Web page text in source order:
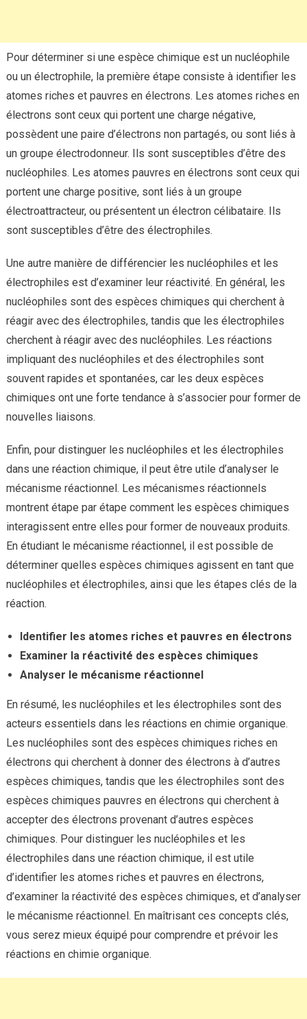
Pour déterminer si une espèce chimique est un nucléophile
ou un électrophile, la première étape consiste à identifier les
atomes riches et pauvres en électrons. Les atomes riches en
électrons sont ceux qui portent une charge négative,
possèdent une paire d’électrons non partagés, ou sont liés à
un groupe électrodonneur. Ils sont susceptibles d’être des
nucléophiles. Les atomes pauvres en électrons sont ceux qui
portent une charge positive, sont liés à un groupe
électroattracteur, ou présentent un électron célibataire. Ils
sont susceptibles d’être des électrophiles.
Une autre manière de différencier les nucléophiles et les
électrophiles est d’examiner leur réactivité. En général, les
nucléophiles sont des espèces chimiques qui cherchent à
réagir avec des électrophiles, tandis que les électrophiles
cherchent à réagir avec des nucléophiles. Les réactions
impliquant des nucléophiles et des électrophiles sont
souvent rapides et spontanées, car les deux espèces
chimiques ont une forte tendance à s’associer pour former de
nouvelles liaisons.
Enfin, pour distinguer les nucléophiles et les électrophiles
dans une réaction chimique, il peut être utile d’analyser le
mécanisme réactionnel. Les mécanismes réactionnels
montrent étape par étape comment les espèces chimiques
interagissent entre elles pour former de nouveaux produits.
En étudiant le mécanisme réactionnel, il est possible de
déterminer quelles espèces chimiques agissent en tant que
nucléophiles et électrophiles, ainsi que les étapes clés de la
réaction.
Identifier les atomes riches et pauvres en électrons
Examiner la réactivité des espèces chimiques
Analyser le mécanisme réactionnel
En résumé, les nucléophiles et les électrophiles sont des
acteurs essentiels dans les réactions en chimie organique.
Les nucléophiles sont des espèces chimiques riches en
électrons qui cherchent à donner des électrons à d’autres
espèces chimiques, tandis que les électrophiles sont des
espèces chimiques pauvres en électrons qui cherchent à
accepter des électrons provenant d’autres espèces
chimiques. Pour distinguer les nucléophiles et les
électrophiles dans une réaction chimique, il est utile
d’identifier les atomes riches et pauvres en électrons,
d’examiner la réactivité des espèces chimiques, et d’analyser
le mécanisme réactionnel. En maîtrisant ces concepts clés,
vous serez mieux équipé pour comprendre et prévoir les
réactions en chimie organique.